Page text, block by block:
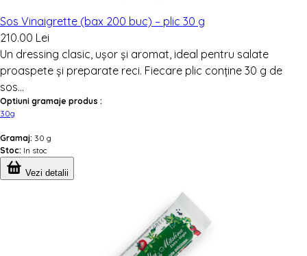
Sos Vinaigrette (bax 200 buc) – plic 30 g
210.00 Lei
Un dressing clasic, ușor și aromat, ideal pentru salate
proaspete și preparate reci. Fiecare plic conține 30 g de
sos...
Optiuni gramaje produs :
30g
Gramaj: 30 g
Stoc: In stoc
Vezi detalii